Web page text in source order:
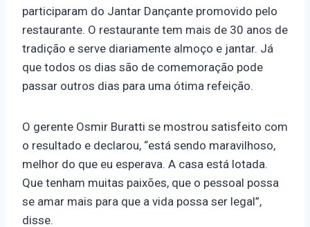
participaram do Jantar Dançante promovido pelo
restaurante. O restaurante tem mais de 30 anos de
tradição e serve diariamente almoço e jantar. Já
que todos os dias são de comemoração pode
passar outros dias para uma ótima refeição.
O gerente Osmir Buratti se mostrou satisfeito com
o resultado e declarou, “está sendo maravilhoso,
melhor do que eu esperava. A casa está lotada.
Que tenham muitas paixões, que o pessoal possa
se amar mais para que a vida possa ser legal”,
disse.